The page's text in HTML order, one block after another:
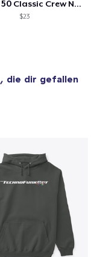
Episode 50 Classic Crew Neck T-Shirt
$23
, die dir gefallen